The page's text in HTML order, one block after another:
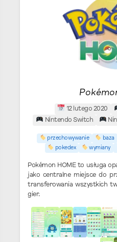
12 lutego 2020
Nintendo Switch
przechowywanie baza
pokedex
wymiany
Pokémon HOME to usługa
jako centralne miejsce do
transferowania wszystkich
gier.